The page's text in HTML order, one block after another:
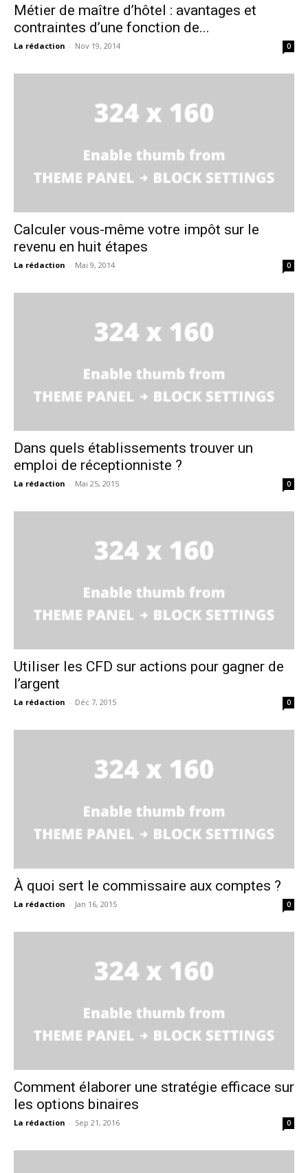
Métier de maître d’hôtel : avantages et
contraintes d’une fonction de...
La rédaction - Nov 19, 2014 0
Calculer vous-même votre impôt sur le
revenu en huit étapes
La rédaction - Mai 9, 2014 0
Dans quels établissements trouver un
emploi de réceptionniste ?
La rédaction - Mai 25, 2015 0
Utiliser les CFD sur actions pour gagner de
l’argent
La rédaction - Déc 7, 2015 0
À quoi sert le commissaire aux comptes ?
La rédaction - Jan 16, 2015 0
Comment élaborer une stratégie efficace sur
les options binaires
La rédaction - Sep 21, 2016 0